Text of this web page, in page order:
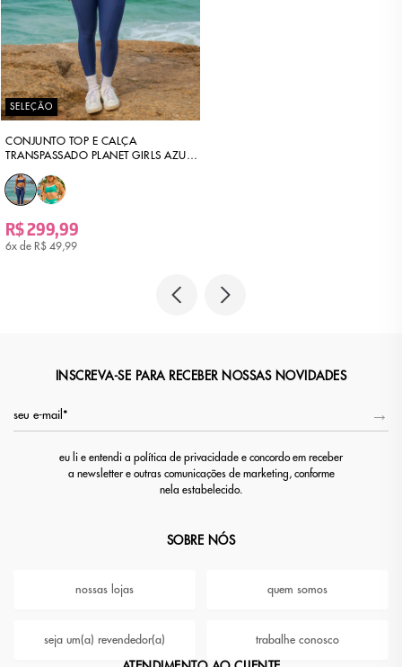
SELEÇÃO
CONJUNTO TOP E CALÇA
TRANSPASSADO PLANET GIRLS AZUL
R$ 299,99
6x de R$ 49,99
INSCREVA-SE PARA RECEBER NOSSAS NOVIDADES
eu li e entendi a política de privacidade e concordo em receber
a newsletter e outras comunicações de marketing, conforme
nela estabelecido.
SOBRE NÓS
nossas lojas quem somos
seja um(a) revendedor(a) trabalhe conosco